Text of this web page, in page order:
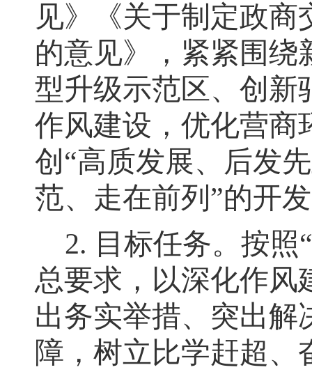
见》《关于制定政
的意见》，紧紧围绕
型升级示范区、 创新
作风建设，优化营商
创 “高质发展、后发
范、走在前列 ”的开
2. 目标任务。 按照“
总要求 ， 以深化作风
出务实举措、突出解
障 ， 树立比学赶超、